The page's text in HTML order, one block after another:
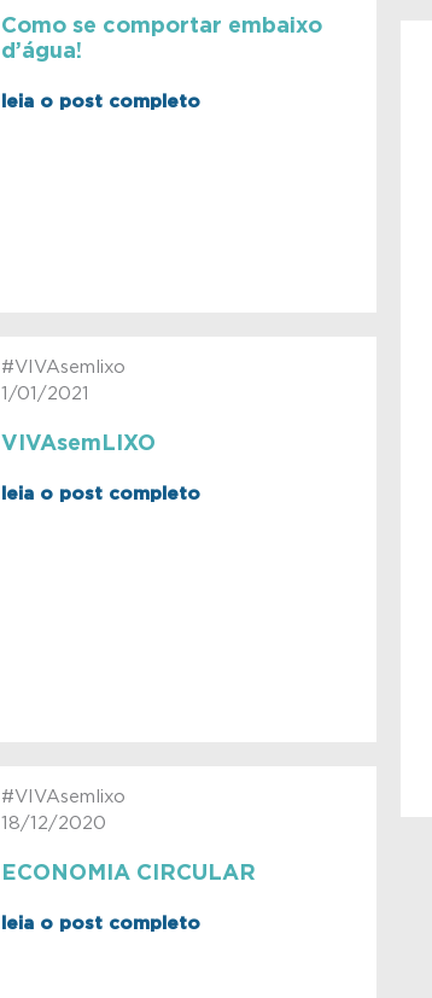
Como se comportar embaixo
d’água!
leia o post completo
#VIVAsemlixo
1/01/2021
VIVAsemLIXO
leia o post completo
#VIVAsemlixo
18/12/2020
ECONOMIA CIRCULAR
leia o post completo